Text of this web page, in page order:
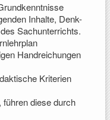
Inhalte, Denk-
Sachunterrichts.
Handreichungen
Kriterien
diese durch